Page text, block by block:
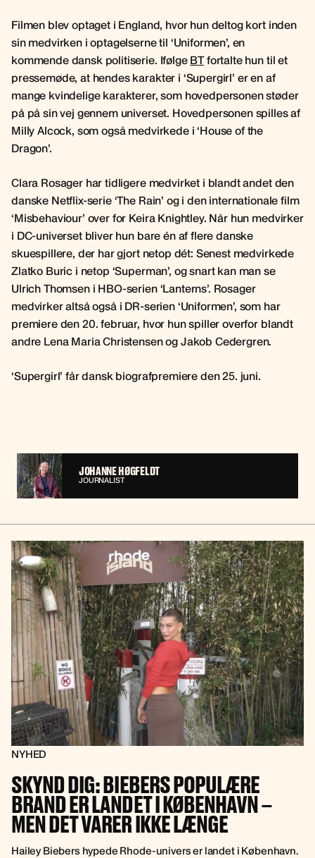
Filmen blev optaget i England, hvor hun deltog kort inden
sin medvirken i optagelserne til ‘Uniformen’, en
kommende dansk politiserie. IfølgeBTfortalte hun til et
pressemøde, at hendes karakter i ‘Supergirl’ er en af
mange kvindelige karakterer, som hovedpersonen støder
på på sin vej gennem universet. Hovedpersonen spilles af
Milly Alcock, som også medvirkede i ‘House of the
Dragon’.
Clara Rosager har tidligere medvirket i blandt andet den
danske Netflix-serie ‘The Rain’ og i den internationale film
‘Misbehaviour’ over for Keira Knightley. Når hun medvirker
i DC-universet bliver hun bare én af flere danske
skuespillere, der har gjort netop dét: Senest medvirkede
Zlatko Buric i netop ‘Superman’, og snart kan man se
Ulrich Thomsen i HBO-serien ‘Lanterns’. Rosager
medvirker altså også i DR-serien ‘Uniformen’, som har
premiere den 20. februar, hvor hun spiller overfor blandt
andre Lena Maria Christensen og Jakob Cedergren.
‘Supergirl’ får dansk biografpremiere den 25. juni.
JOHANNE HØGFELDT
JOURNALIST
NYHED
SKYND DIG: BIEBERS POPULÆRE
BRAND ER LANDET I KØBENHAVN –
MEN DET VARER IKKE LÆNGE
Hailey Biebers hypede Rhode-univers er landet i København.